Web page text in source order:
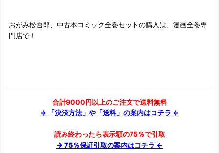
おがみ松吾郎、中古本コミック全巻セットの購入は、漫画全巻専
門店で！
合計9000円以上のご注文で送料無料
→ 「決済方法」や「送料」の案内はコチラ ←
読み終わったら表示額の75％で引取
→ 75％保証引取の案内はコチラ ←